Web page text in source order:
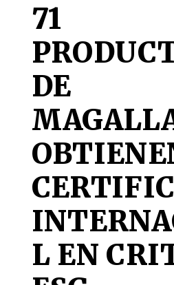
71
DE
L EN